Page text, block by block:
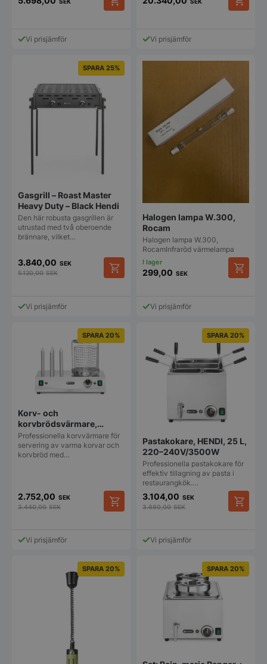
Vi prisjämför Vi prisjämför
SPARA 25%
Gasgrill – Roast Master
Heavy Duty – Black Hendi
Den här robusta gasgrillen är
utrustad med två oberoende
brännare, vilket…
3.840,00 SEK
5.120,00SEK
Vi prisjämför
Halogen lampa W.300,
Rocam
Halogen lampa W.300,
RocamInfraröd värmelampa
299,00 SEK
Vi prisjämför
SPARA 20%
Korv- och
korvbrödsvärmare,
HENDI, 220-240V/550W,
500x310x(H)395 mm
Professionella korvvärmare för
servering av varma korvar och
korvbröd med…
2.752,00 SEK
3.440,00SEK
Vi prisjämför
SPARA 20%
Pastakokare, HENDI, 25 L,
220–240V/3500W
Professionella pastakokare för
effektiv tillagning av pasta i
restaurangkök.…
3.104,00 SEK
3.880,00SEK
Vi prisjämför
SPARA 20% SPARA 20%